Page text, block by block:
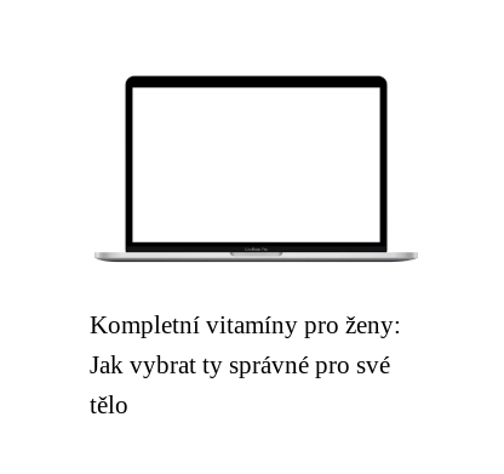
Kompletní vitamíny pro ženy:
Jak vybrat ty správné pro své
tělo